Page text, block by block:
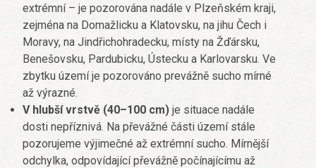
extrémní – je pozorována nadále v Plzeňském kraji,
zejména na Domažlicku a Klatovsku, na jihu Čech i
Moravy, na Jindřichohradecku, místy na Žďársku,
Benešovsku, Pardubicku, Ústecku a Karlovarsku. Ve
zbytku území je pozorováno prevážně sucho mírné
až výrazné.
V hlubší vrstvě (40–100 cm) je situace nadále
dosti nepříznivá. Na převážné části území stále
pozorujeme výjimečné až extrémní sucho. Mírnější
odchylka, odpovídající převážně počínajícímu až